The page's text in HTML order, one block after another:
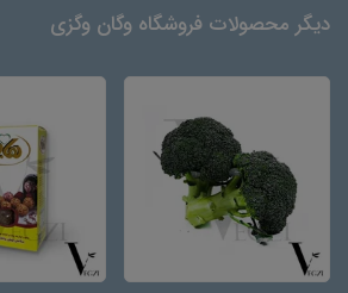
دیگر محصولات فروشگاه وگان وگزی